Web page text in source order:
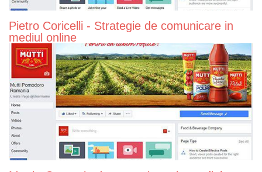
Pietro Coricelli - Strategie de comunicare in
mediul online